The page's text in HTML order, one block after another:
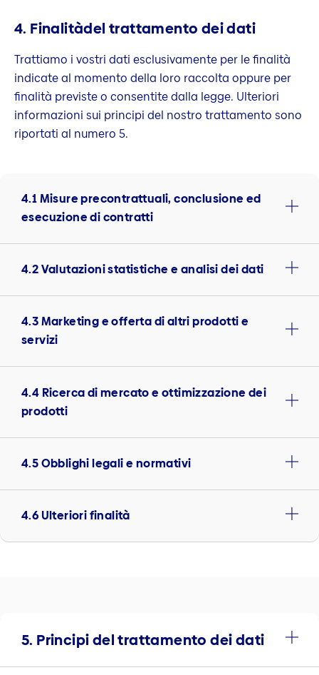
4. Finalitàdel trattamento dei dati
Trattiamo i vostri dati esclusivamente per le finalità
indicate al momento della loro raccolta oppure per
finalità previste o consentite dalla legge. Ulteriori
informazioni sui principi del nostro trattamento sono
riportati al numero 5.
4.1 Misure precontrattuali, conclusione ed
esecuzione di contratti
4.2 Valutazioni statistiche e analisi dei dati
4.3 Marketing e offerta di altri prodotti e
servizi
4.4 Ricerca di mercato e ottimizzazione dei
prodotti
4.5 Obblighi legali e normativi
4.6 Ulteriori finalità
5. Principi del trattamento dei dati